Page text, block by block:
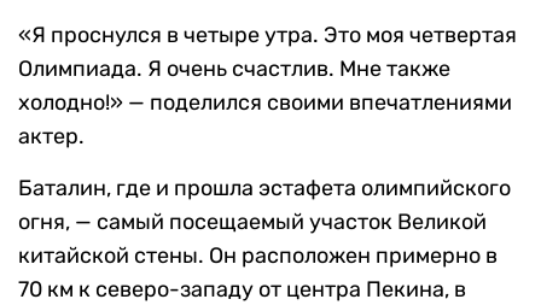
«Я проснулся в четыре утра. Это моя четвертая
Олимпиада. Я очень счастлив. Мне также
холодно!» — поделился своими впечатлениями
актер.
Баталин, где и прошла эстафета олимпийского
огня, — самый посещаемый участок Великой
китайской стены. Он расположен примерно в
70 км к северо-западу от центра Пекина, в